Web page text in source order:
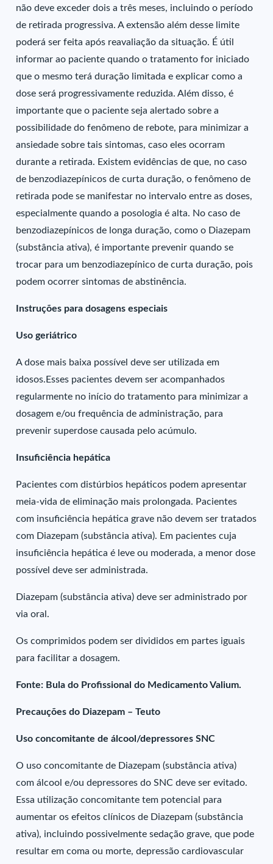
não deve exceder dois a três meses, incluindo o período
de retirada progressiva. A extensão além desse limite
poderá ser feita após reavaliação da situação. É útil
informar ao paciente quando o tratamento for iniciado
que o mesmo terá duração limitada e explicar como a
dose será progressivamente reduzida. Além disso, é
importante que o paciente seja alertado sobre a
possibilidade do fenômeno de rebote, para minimizar a
ansiedade sobre tais sintomas, caso eles ocorram
durante a retirada. Existem evidências de que, no caso
de benzodiazepínicos de curta duração, o fenômeno de
retirada pode se manifestar no intervalo entre as doses,
especialmente quando a posologia é alta. No caso de
benzodiazepínicos de longa duração, como o Diazepam
(substância ativa), é importante prevenir quando se
trocar para um benzodiazepínico de curta duração, pois
podem ocorrer sintomas de abstinência.
Instruções para dosagens especiais
Uso geriátrico
A dose mais baixa possível deve ser utilizada em
idosos.Esses pacientes devem ser acompanhados
regularmente no início do tratamento para minimizar a
dosagem e/ou frequência de administração, para
prevenir superdose causada pelo acúmulo.
Insuficiência hepática
Pacientes com distúrbios hepáticos podem apresentar
meia-vida de eliminação mais prolongada. Pacientes
com insuficiência hepática grave não devem ser tratados
com Diazepam (substância ativa). Em pacientes cuja
insuficiência hepática é leve ou moderada, a menor dose
possível deve ser administrada.
Diazepam (substância ativa) deve ser administrado por
via oral.
Os comprimidos podem ser divididos em partes iguais
para facilitar a dosagem.
Fonte: Bula do Profissional do Medicamento Valium.
Precauções do Diazepam – Teuto
Uso concomitante de álcool/depressores SNC
O uso concomitante de Diazepam (substância ativa)
com álcool e/ou depressores do SNC deve ser evitado.
Essa utilização concomitante tem potencial para
aumentar os efeitos clínicos de Diazepam (substância
ativa), incluindo possivelmente sedação grave, que pode
resultar em coma ou morte, depressão cardiovascular